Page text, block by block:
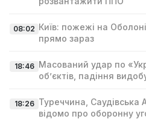
08:02 Київ: пожежі на
прямо зараз
18:46 Масований удар по
об’єктів, падіння
18:26 Туреччина, Саудівська
відомо про оборонну